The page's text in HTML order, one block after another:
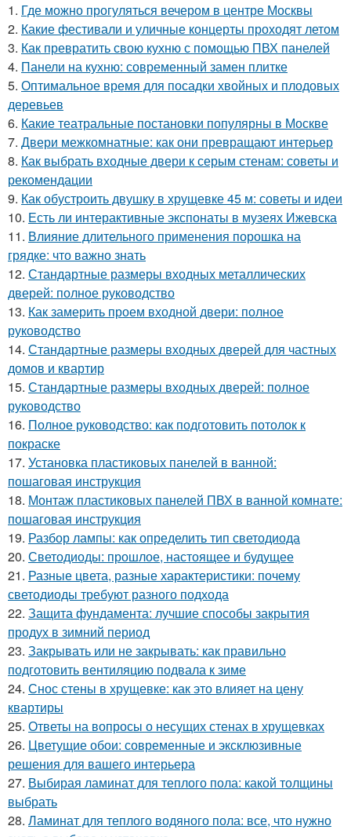
1. Где можно прогуляться вечером в центре Москвы
2. Какие фестивали и уличные концерты проходят летом
3. Как превратить свою кухню с помощью ПВХ панелей
4. Панели на кухню: современный замен плитке
5. Оптимальное время для посадки хвойных и плодовых
деревьев
6. Какие театральные постановки популярны в Москве
7. Двери межкомнатные: как они превращают интерьер
8. Как выбрать входные двери к серым стенам: советы и
рекомендации
9. Как обустроить двушку в хрущевке 45 м: советы и идеи
10. Есть ли интерактивные экспонаты в музеях Ижевска
11. Влияние длительного применения порошка на
грядке: что важно знать
12. Стандартные размеры входных металлических
дверей: полное руководство
13. Как замерить проем входной двери: полное
руководство
14. Стандартные размеры входных дверей для частных
домов и квартир
15. Стандартные размеры входных дверей: полное
руководство
16. Полное руководство: как подготовить потолок к
покраске
17. Установка пластиковых панелей в ванной:
пошаговая инструкция
18. Монтаж пластиковых панелей ПВХ в ванной комнате:
пошаговая инструкция
19. Разбор лампы: как определить тип светодиода
20. Светодиоды: прошлое, настоящее и будущее
21. Разные цвета, разные характеристики: почему
светодиоды требуют разного подхода
22. Защита фундамента: лучшие способы закрытия
продух в зимний период
23. Закрывать или не закрывать: как правильно
подготовить вентиляцию подвала к зиме
24. Снос стены в хрущевке: как это влияет на цену
квартиры
25. Ответы на вопросы о несущих стенах в хрущевках
26. Цветущие обои: современные и эксклюзивные
решения для вашего интерьера
27. Выбирая ламинат для теплого пола: какой толщины
выбрать
28. Ламинат для теплого водяного пола: все, что нужно